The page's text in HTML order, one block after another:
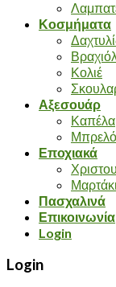
Κοσμήματα
Κολιέ
Αξεσουάρ
Καπέλα
Εποχιακά
Πασχαλινά
Επικοινωνία
Login
Login